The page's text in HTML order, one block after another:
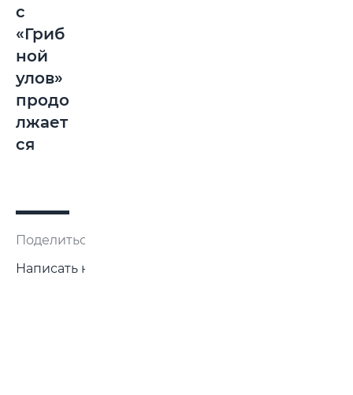
с
«Гриб
ной
улов»
продо
лжает
ся
Поделиться:
Написать нам